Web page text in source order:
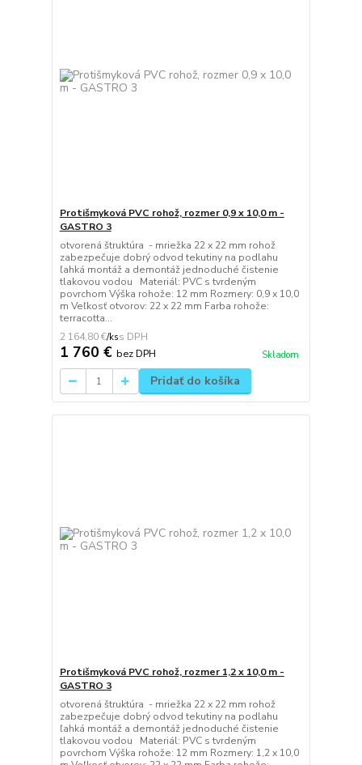
Protišmyková PVC rohož, rozmer 0,9 x 10,0 m -
GASTRO 3
otvorená štruktúra - mriežka 22 x 22 mm rohož
zabezpečuje dobrý odvod tekutiny na podlahu
ľahká montáž a demontáž jednoduché čistenie
tlakovou vodou Materiál: PVC s tvrdeným
povrchom Výška rohože: 12 mm Rozmery: 0,9 x 10,0
m Veľkosť otvorov: 22 x 22 mm Farba rohože:
terracotta...
2 164,80 €/ks
1 760 € bez DPH Skladom
Pridať do košíka
Protišmyková PVC rohož, rozmer 1,2 x 10,0 m -
GASTRO 3
otvorená štruktúra - mriežka 22 x 22 mm rohož
zabezpečuje dobrý odvod tekutiny na podlahu
ľahká montáž a demontáž jednoduché čistenie
tlakovou vodou Materiál: PVC s tvrdeným
povrchom Výška rohože: 12 mm Rozmery: 1,2 x 10,0